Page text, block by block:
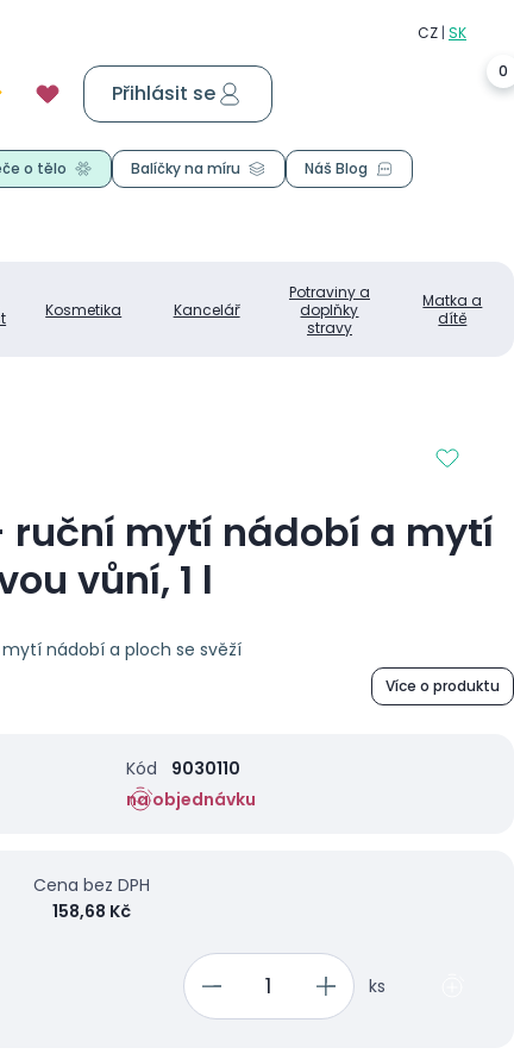
Kosmetika Kancelář
Potraviny a
doplňky
stravy
Matka a
dítě
0
Přihlásit se
o tělo Balíčky na míru
Náš Blog
ruční mytí nádobí a mytí
vůní, 1 l
nádobí a ploch se svěží
Více o produktu
Kód
9030110
na objednávku
Cena bez DPH
158,68 Kč
ks